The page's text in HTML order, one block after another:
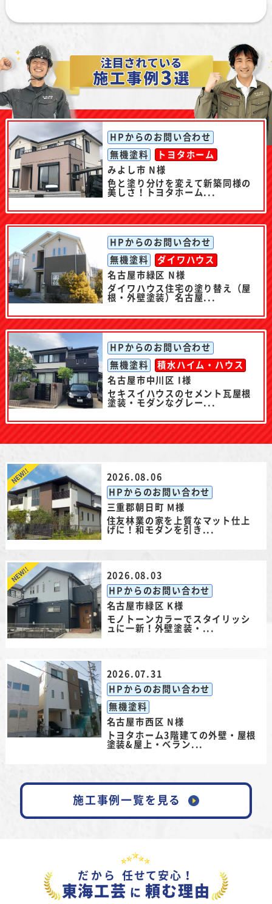
HPからのお問い合わせ
無機塗料
トヨタホーム
みよし市 N様
色と塗り分けを変えて新築同様の
美しさ！トヨタホーム...
HPからのお問い合わせ
無機塗料
ダイワハウス
名古屋市緑区 N様
ダイワハウス住宅の塗り替え（屋
根・外壁塗装）名古屋...
HPからのお問い合わせ
無機塗料
積水ハイム・ハウス
名古屋市中川区 I様
セキスイハウスのセメント瓦屋根
塗装・モダンなグレー...
2026.08.06
HPからのお問い合わせ
三重郡朝日町 M様
住友林業の家を上質なマット仕上
げに！和モダンを引き...
2026.08.03
HPからのお問い合わせ
名古屋市緑区 K様
モノトーンカラーでスタイリッシ
ュに一新！外壁塗装・...
2026.07.31
HPからのお問い合わせ
無機塗料
名古屋市西区 N様
トヨタホーム3階建ての外壁・屋根
塗装&屋上・ベラン...
施工事例一覧を見る
だから 任せて安心！
東海工芸 に 頼む理由